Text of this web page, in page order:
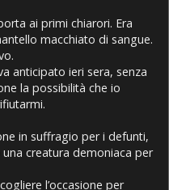
ai primi chiarori. Era
macchiato di sangue.
anticipato ieri sera, senza
la possibilità che io
in suffragio per i defunti,
creatura demoniaca per
l’occasione per